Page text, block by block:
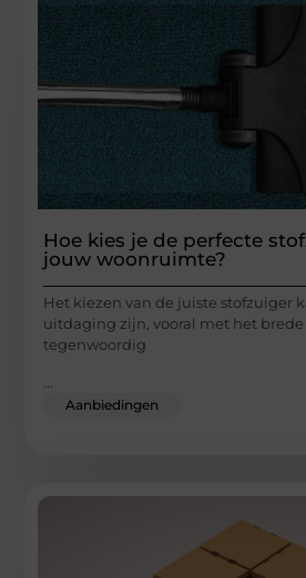
Hoe kies je de perfecte
jouw woonruimte?
Het kiezen van de juiste stofzuiger
uitdaging zijn, vooral met het brede
tegenwoordig
Aanbiedingen